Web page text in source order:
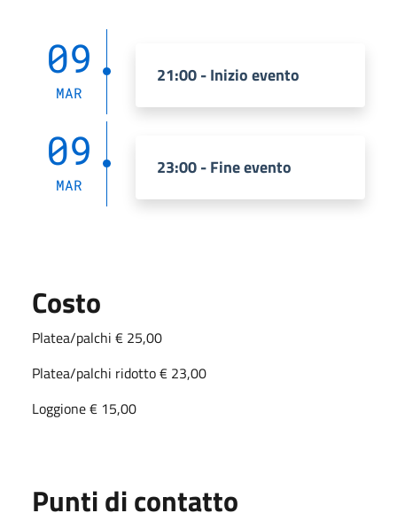
09
MAR
21:00 - Inizio evento
09
MAR
23:00 - Fine evento
Costo
Platea/palchi € 25,00
Platea/palchi ridotto € 23,00
Loggione € 15,00
Punti di contatto